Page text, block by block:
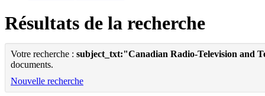
Résultats de la recherche
Votre recherche : subject_txt:"Canadian Radio-Television and
documents.
Nouvelle recherche